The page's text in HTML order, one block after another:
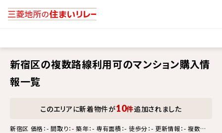
新宿区の複数路線利用可のマンション購入情
報一覧
このエリアに新着物件が10件追加されました
新宿区 価格：- 間取り：- 築年：- 専有面積：- 徒歩分：- 更新情報：- 複数路